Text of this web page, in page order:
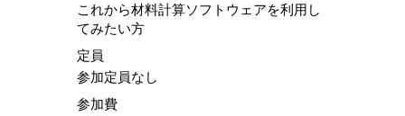
これから材料計算ソフトウェアを利用し
てみたい方
定員
参加定員なし
参加費